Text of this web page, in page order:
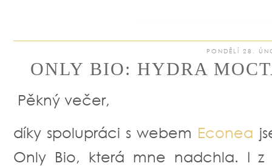
PONDĚLÍ 28.
ONLY BIO: HYDRA
Pěkný večer,
díky spolupráci s webem Econea
Only Bio, která mne nadchla. I z